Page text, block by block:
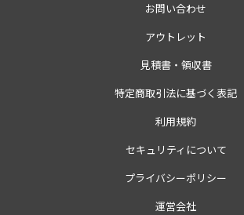
お問い合わせ
アウトレット
見積書・領収書
特定商取引法に基づく表記
利用規約
セキュリティについて
プライバシーポリシー
運営会社